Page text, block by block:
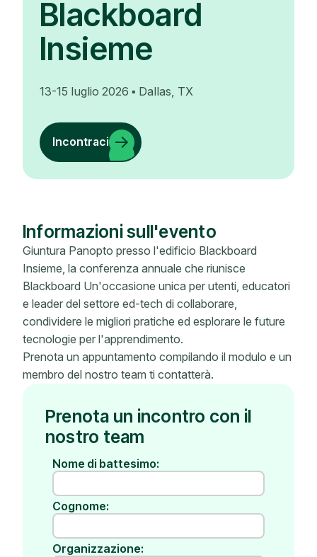
Blackboard
Insieme
13-15 luglio 2026 ▪ Dallas, TX
Incontraci
Informazioni sull'evento
Giuntura Panopto presso l'edificio Blackboard
Insieme, la conferenza annuale che riunisce
Blackboard Un'occasione unica per utenti, educatori
e leader del settore ed-tech di collaborare,
condividere le migliori pratiche ed esplorare le future
tecnologie per l'apprendimento.
Prenota un appuntamento compilando il modulo e un
membro del nostro team ti contatterà.
Prenota un incontro con il
nostro team
Nome di battesimo:
Cognome:
Organizzazione: